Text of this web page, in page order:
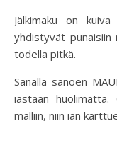
Jälkimaku on
yhdistyvät punaisiin
todella pitkä.
Sanalla sanoen
iästään
malliin, niin iän